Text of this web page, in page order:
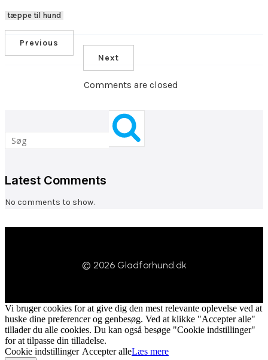
tæppe til hund
Previous
Next
Comments are closed
Latest Comments
No comments to show.
© 2026 Gladforhund.dk
Vi bruger cookies for at give dig den mest relevante oplevelse ved at
huske dine preferencer og genbesøg. Ved at klikke "Accepter alle"
tillader du alle cookies. Du kan også besøge "Cookie indstillinger"
for at tilpasse din tilladelse.
Cookie indstillinger Accepter alleLæs mere